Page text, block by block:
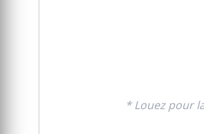
* Louez pour